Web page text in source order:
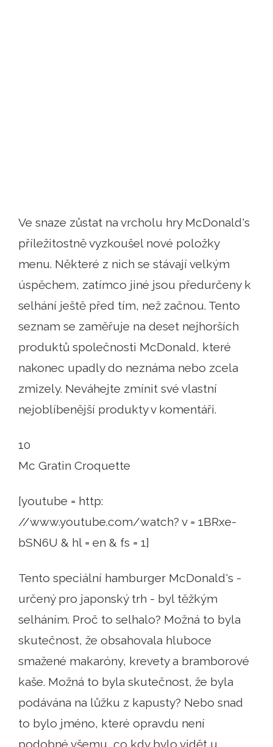
Ve snaze zůstat na vrcholu hry McDonald's
příležitostně vyzkoušel nové položky
menu. Některé z nich se stávají velkým
úspěchem, zatímco jiné jsou předurčeny k
selhání ještě před tím, než začnou. Tento
seznam se zaměřuje na deset nejhorších
produktů společnosti McDonald, které
nakonec upadly do neznáma nebo zcela
zmizely. Neváhejte zmínit své vlastní
nejoblíbenější produkty v komentáři.
10
Mc Gratin Croquette
[youtube = http:
//www.youtube.com/watch? v = 1BRxe-
bSN6U & hl = en & fs = 1]
Tento speciální hamburger McDonald's -
určený pro japonský trh - byl těžkým
selháním. Proč to selhalo? Možná to byla
skutečnost, že obsahovala hluboce
smažené makaróny, krevety a bramborové
kaše. Možná to byla skutečnost, že byla
podávána na lůžku z kapusty? Nebo snad
to bylo jméno, které opravdu není
podobné všemu, co kdy bylo vidět u